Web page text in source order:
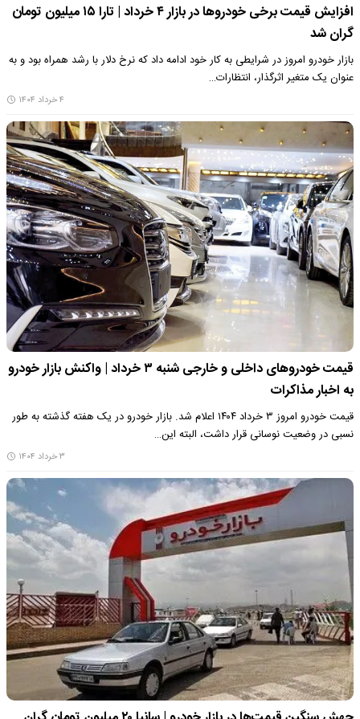
افزایش قیمت برخی خودروها در بازار ۴ خرداد | تارا ۱۵ میلیون تومان
گران شد
بازار خودرو امروز در شرایطی به کار خود ادامه داد که نرخ دلار با رشد همراه بود و به
عنوان یک متغیر اثرگذار، انتظارات…
۴ خرداد ۱۴۰۴
قیمت خودروهای داخلی و خارجی شنبه ۳ خرداد | واکنش بازار خودرو
به اخبار مذاکرات
قیمت خودرو امروز ۳ خرداد ۱۴۰۴ اعلام شد. بازار خودرو در یک هفته گذشته به طور
نسبی در وضعیت نوسانی قرار داشت، البته این…
۳ خرداد ۱۴۰۴